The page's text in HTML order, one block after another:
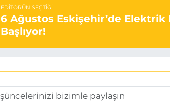
EDITÖRÜN SEÇTIĞI
6 Ağustos Eskişehir’de
Başlıyor!